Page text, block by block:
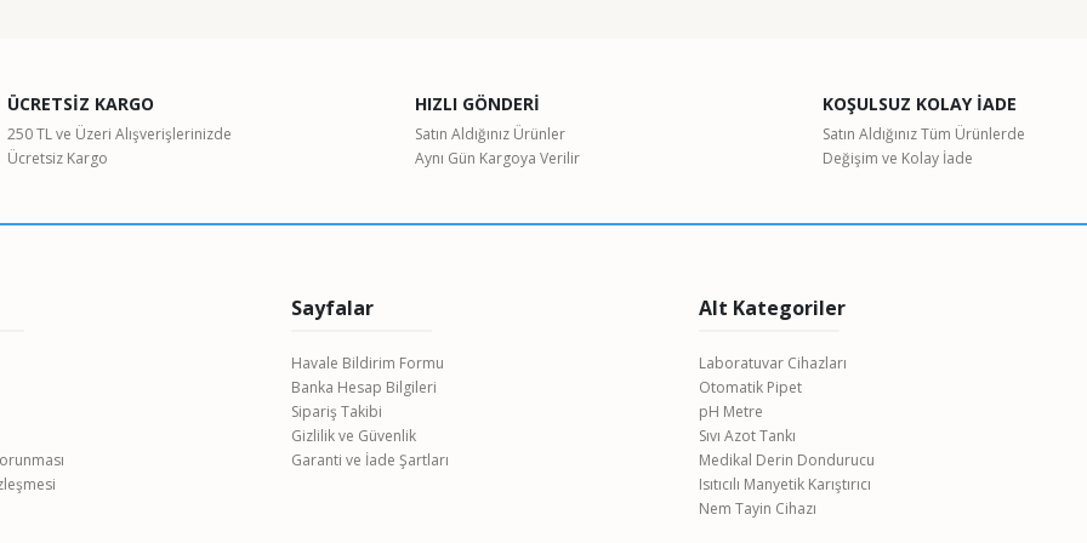
Gönder
ÜCRETSİZ KARGO
250 TL ve Üzeri Alışverişlerinizde
Ücretsiz Kargo
HIZLI GÖNDERİ
Satın Aldığınız Ürünler
Aynı Gün Kargoya Verilir
KOŞULSUZ KOLAY İADE
Satın Aldığınız Tüm Ürünlerde
Değişim ve Kolay İade
Sayfalar
Havale Bildirim Formu
Banka Hesap Bilgileri
Sipariş Takibi
Gizlilik ve Güvenlik
Garanti ve İade Şartları
Alt Kategoriler
Laboratuvar Cihazları
Otomatik Pipet
pH Metre
Sıvı Azot Tankı
Medikal Derin Dondurucu
Isıtıcılı Manyetik Karıştırıcı
Nem Tayin Cihazı